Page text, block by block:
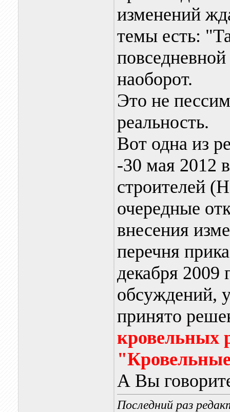
изменений
темы есть:
наоборот.
Это не
реальность.
Вот одна из
-30 мая 2012
строителей
очередные
внесения
перечня
декабря 2009
обсуждений,
принято
кровельных
А Вы
Последний раз